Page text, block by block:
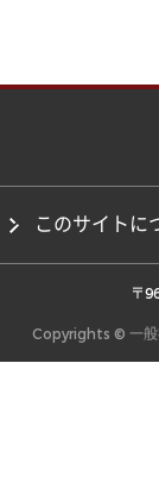
このサイトに
〒
Copyrights © 一般